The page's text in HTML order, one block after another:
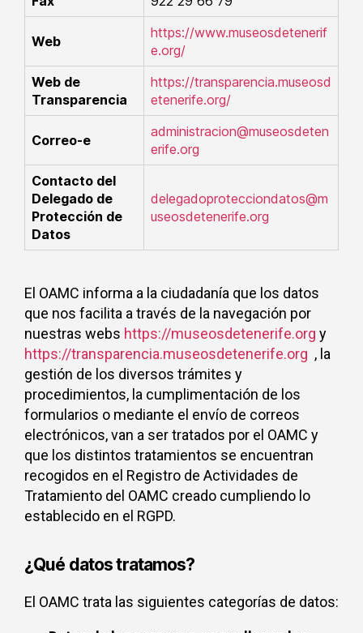
Web
https://www.museosdetenerif
e.org/
Web de
Transparencia
https://transparencia.museosd
etenerife.org/
Correo-e
administracion@museosdeten
erife.org
Contacto del
Delegado de
Protección de
Datos
delegadoprotecciondatos@m
useosdetenerife.org
El OAMC informa a la ciudadanía que los datos
que nos facilita a través de la navegación por
nuestras webs https://museosdetenerife.org y
https://transparencia.museosdetenerife.org , la
gestión de los diversos trámites y
procedimientos, la cumplimentación de los
formularios o mediante el envío de correos
electrónicos, van a ser tratados por el OAMC y
que los distintos tratamientos se encuentran
recogidos en el Registro de Actividades de
Tratamiento del OAMC creado cumpliendo lo
establecido en el RGPD.
¿Qué datos tratamos?
El OAMC trata las siguientes categorías de datos: